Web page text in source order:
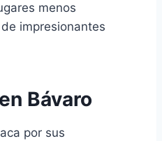
menos
impresionantes
Bávaro
por sus